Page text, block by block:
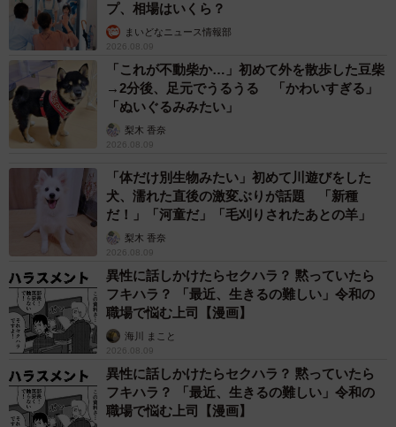
ライアルを始めた。
「メイは緊張していて、もともと真ん中に集まった顔だと
思うのですが、さらに目が寄っていました（笑）ケージが
嫌で、出してあげるといつまでも撫でて欲しがりました。
幼児の膝にも自分から上ってくつろいでいたので、怖がり
プ、相場はいくら？
まいどなニュース情報部
2026.08.09
「これが不動柴か…」初めて外を散歩した豆柴
→2分後、足元でうるうる 「かわいすぎる」
「ぬいぐるみみたい」
梨木 香奈
2026.08.09
「体だけ別生物みたい」初めて川遊びをした
犬、濡れた直後の激変ぶりが話題 「新種
だ！」「河童だ」「毛刈りされたあとの羊」
梨木 香奈
2026.08.09
異性に話しかけたらセクハラ？ 黙っていたら
フキハラ？ 「最近、生きるの難しい」令和の
職場で悩む上司【漫画】
海川 まこと
2026.08.09
異性に話しかけたらセクハラ？ 黙っていたら
フキハラ？ 「最近、生きるの難しい」令和の
職場で悩む上司【漫画】